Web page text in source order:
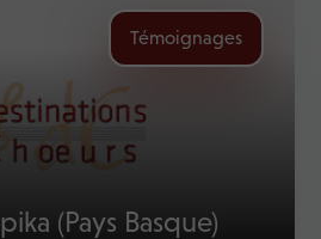
Témoignages
(Pays Basque)